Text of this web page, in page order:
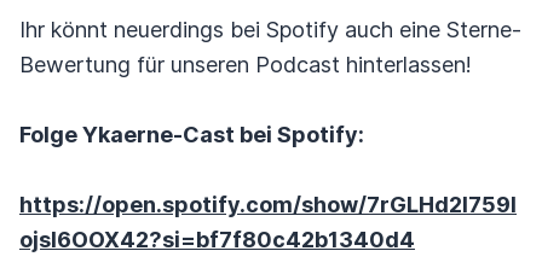
Ihr könnt neuerdings bei Spotify auch eine Sterne-
Bewertung für unseren Podcast hinterlassen!
Folge Ykaerne-Cast bei Spotify:
https://open.spotify.com/show/7rGLHd2l759I
ojsI6OOX42?si=bf7f80c42b1340d4